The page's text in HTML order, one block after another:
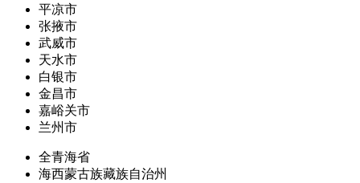
平凉市
张掖市
武威市
天水市
白银市
金昌市
嘉峪关市
兰州市
全青海省
海西蒙古族藏族自治州